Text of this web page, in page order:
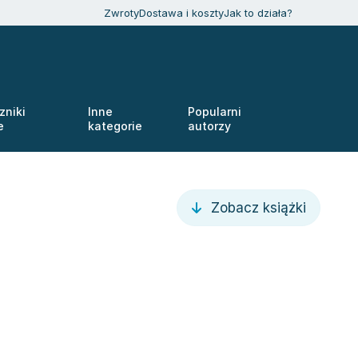
ZwrotyDostawa i kosztyJak to działa?
Inne
kategorie
Popularni
autorzy
Zobacz książki